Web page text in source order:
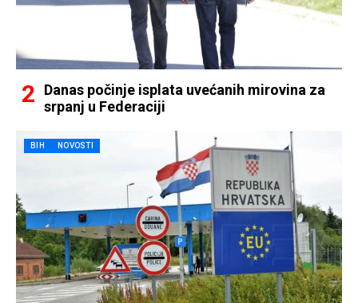
Danas počinje isplata uvećanih mirovina za
srpanj u Federaciji
BIH NOVOSTI